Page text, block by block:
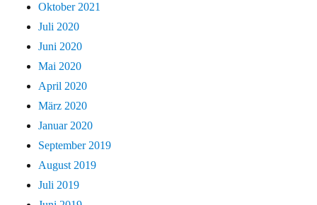
Oktober 2021
Juli 2020
Juni 2020
Mai 2020
April 2020
März 2020
Januar 2020
September 2019
August 2019
Juli 2019